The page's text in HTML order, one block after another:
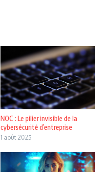
NOC : Le pilier invisible de la
cybersécurité d’entreprise
1 août 2025